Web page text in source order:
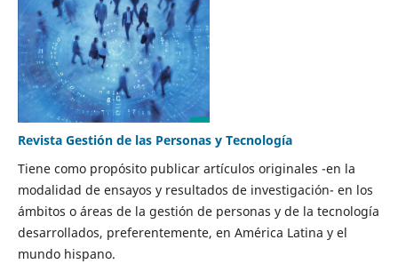
Revista Gestión de las Personas y Tecnología
Tiene como propósito publicar artículos originales -en la
modalidad de ensayos y resultados de investigación- en los
ámbitos o áreas de la gestión de personas y de la tecnología
desarrollados, preferentemente, en América Latina y el
mundo hispano.